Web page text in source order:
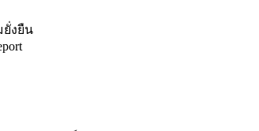
ยั่งยืน